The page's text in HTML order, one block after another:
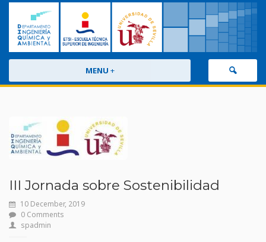
MENU +
III Jornada sobre Sostenibilidad
10 December, 2019
0 Comments
spadmin